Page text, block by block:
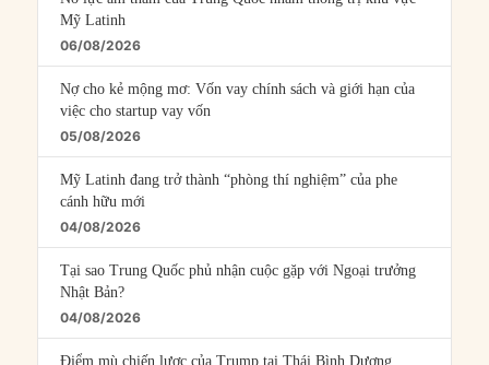
Mỹ Latinh
06/08/2026
Nợ cho kẻ mộng mơ: Vốn vay chính sách và giới hạn của
việc cho startup vay vốn
05/08/2026
Mỹ Latinh đang trở thành “phòng thí nghiệm” của phe
cánh hữu mới
04/08/2026
Tại sao Trung Quốc phủ nhận cuộc gặp với Ngoại trưởng
Nhật Bản?
04/08/2026
Điểm mù chiến lược của Trump tại Thái Bình Dương